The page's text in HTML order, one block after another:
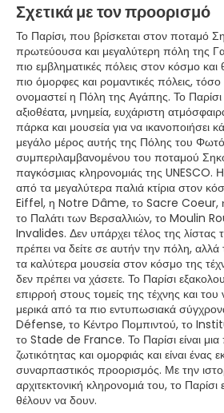
Σχετικά με τον προορισμό
Το Παρίσι, που βρίσκεται στον ποταμό
πρωτεύουσα και μεγαλύτερη πόλη της
πιο εμβληματικές πόλεις στον κόσμο και
πιο όμορφες και ρομαντικές πόλεις,
ονομαστεί η Πόλη της Αγάπης. Το Παρίσι
αξιοθέατα, μνημεία, ευχάριστη
πάρκα και μουσεία για να ικανοποιήσει
μεγάλο μέρος αυτής της Πόλης του
συμπεριλαμβανομένου του ποταμού
παγκόσμιας κληρονομιάς της UNESCO. Η
από τα μεγαλύτερα παλιά κτίρια στον
Eiffel, η Notre Dâme, το Sacre Coeur,
το Παλάτι των Βερσαλλιών, το Moulin
Invalides. Δεν υπάρχει τέλος της
πρέπει να δείτε σε αυτήν την πόλη,
τα καλύτερα μουσεία στον κόσμο της
δεν πρέπει να χάσετε. Το Παρίσι
επιρροή στους τομείς της τέχνης και του
μερικά από τα πιο εντυπωσιακά
Défense, το Κέντρο Πομπιντού, το
το Stade de France. Το Παρίσι είναι μια
ζωτικότητας και ομορφιάς και είναι ένας
συναρπαστικός προορισμός. Με την
αρχιτεκτονική κληρονομιά του, το
θέλουν να δουν.